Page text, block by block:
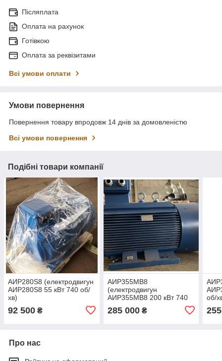
Післяплата
Оплата на рахунок
Готівкою
Оплата за реквізитами
Всі умови оплати
Умови повернення
Повернення товару впродовж 14 днів за домовленістю
Всі умови повернення
Подібні товари компанії
АИР280S8 (електродвигун
АИР280S8 55 кВт 740 об/
хв)
92 500 ₴
АИР355МВ8
(електродвигун
АИР355МВ8 200 кВт 740
285 000₴
об/
Про нас